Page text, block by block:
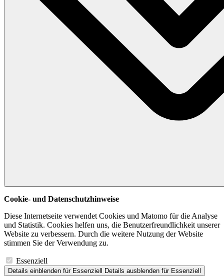
Cookie- und Datenschutzhinweise
Diese Internetseite verwendet Cookies und Matomo für die Analyse
und Statistik. Cookies helfen uns, die Benutzerfreundlichkeit unserer
Website zu verbessern. Durch die weitere Nutzung der Website
stimmen Sie der Verwendung zu.
Essenziell
Details einblenden für Essenziell Details ausblenden für Essenziell